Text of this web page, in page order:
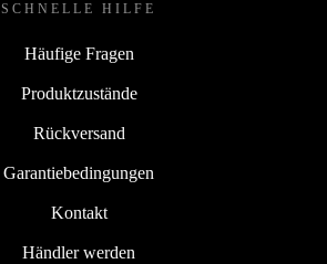
SCHNELLE HILFE
Häufige Fragen
Produktzustände
Rückversand
Garantiebedingungen
Kontakt
Händler werden